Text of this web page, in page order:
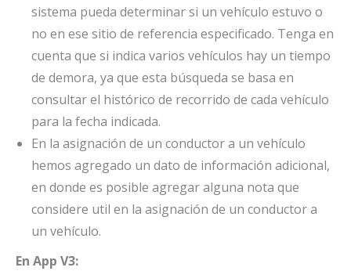
sistema pueda determinar si un vehículo estuvo o
no en ese sitio de referencia especificado. Tenga en
cuenta que si indica varios vehículos hay un tiempo
de demora, ya que esta búsqueda se basa en
consultar el histórico de recorrido de cada vehículo
para la fecha indicada.
En la asignación de un conductor a un vehículo
hemos agregado un dato de información adicional,
en donde es posible agregar alguna nota que
considere util en la asignación de un conductor a
un vehículo.
En App V3: